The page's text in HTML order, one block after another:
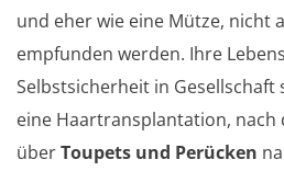
und eher wie eine Mütze, nicht
empfunden werden. Ihre
Selbstsicherheit in
eine Haartransplantation, nach
überToupets und Perücken